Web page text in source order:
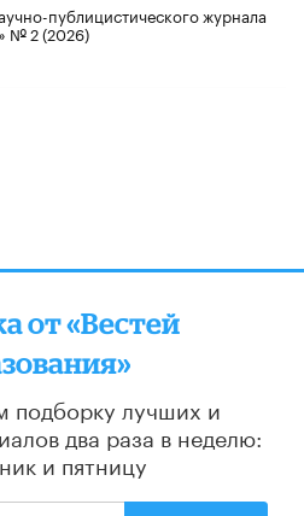
публицистического журнала
№ 2 (2026)
от «Вестей
подборку лучших и
два раза в неделю:
и пятницу